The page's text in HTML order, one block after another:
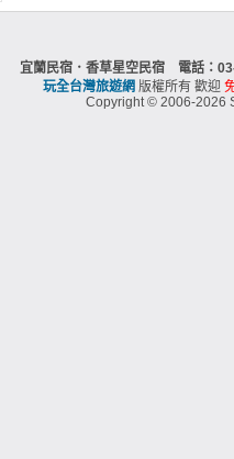
宜蘭民宿．香草星空民宿 電話：
玩全台灣旅遊網 版權所有 歡迎
Copyright © 2006-2026